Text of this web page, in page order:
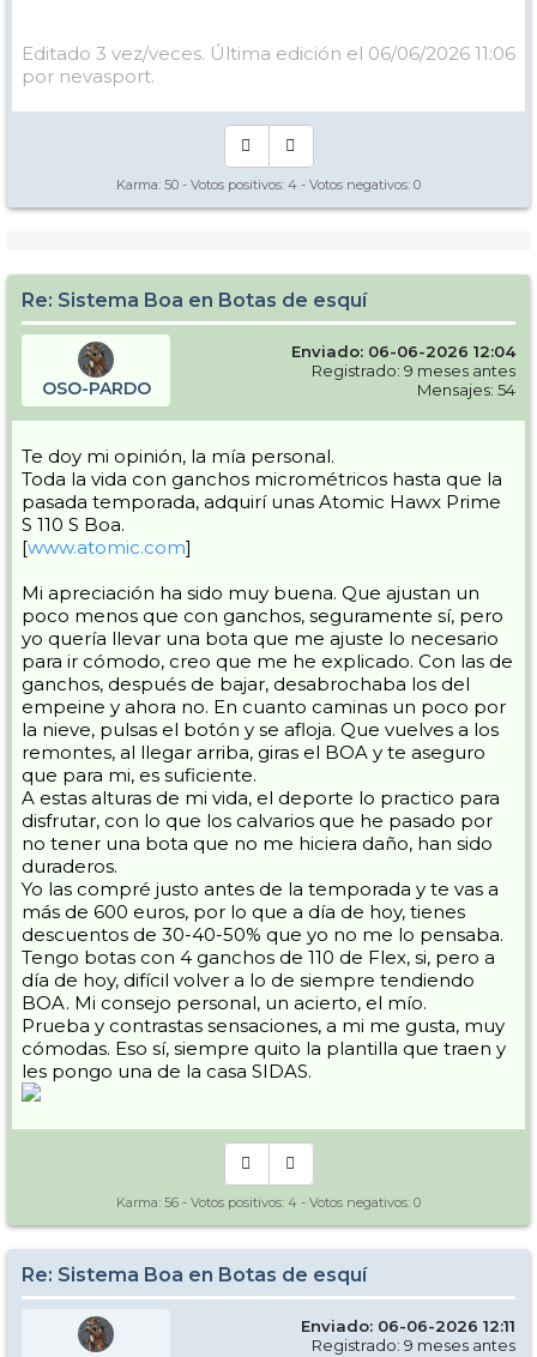
Editado 3 vez/veces. Última edición el 06/06/2026 11:06
por nevasport.
Karma: 50 - Votos positivos: 4 - Votos negativos: 0
Re: Sistema Boa en Botas de esquí
OSO-PARDO
Enviado: 06-06-2026 12:04
Registrado: 9 meses antes
Mensajes: 54
Te doy mi opinión, la mía personal.
Toda la vida con ganchos micrométricos hasta que la
pasada temporada, adquirí unas Atomic Hawx Prime
S 110 S Boa.
[www.atomic.com]
Mi apreciación ha sido muy buena. Que ajustan un
poco menos que con ganchos, seguramente sí, pero
yo quería llevar una bota que me ajuste lo necesario
para ir cómodo, creo que me he explicado. Con las de
ganchos, después de bajar, desabrochaba los del
empeine y ahora no. En cuanto caminas un poco por
la nieve, pulsas el botón y se afloja. Que vuelves a los
remontes, al llegar arriba, giras el BOA y te aseguro
que para mi, es suficiente.
A estas alturas de mi vida, el deporte lo practico para
disfrutar, con lo que los calvarios que he pasado por
no tener una bota que no me hiciera daño, han sido
duraderos.
Yo las compré justo antes de la temporada y te vas a
más de 600 euros, por lo que a día de hoy, tienes
descuentos de 30-40-50% que yo no me lo pensaba.
Tengo botas con 4 ganchos de 110 de Flex, si, pero a
día de hoy, difícil volver a lo de siempre tendiendo
BOA. Mi consejo personal, un acierto, el mío.
Prueba y contrastas sensaciones, a mi me gusta, muy
cómodas. Eso sí, siempre quito la plantilla que traen y
les pongo una de la casa SIDAS.
Karma: 56 - Votos positivos: 4 - Votos negativos: 0
Re: Sistema Boa en Botas de esquí
Enviado: 06-06-2026 12:11
Registrado: 9 meses antes